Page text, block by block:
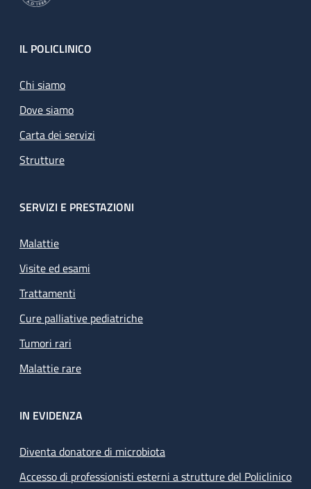
Footer
IL POLICLINICO
Chi siamo
Dove siamo
Carta dei servizi
Strutture
SERVIZI E PRESTAZIONI
Malattie
Visite ed esami
Trattamenti
Cure palliative pediatriche
Tumori rari
Malattie rare
IN EVIDENZA
Diventa donatore di microbiota
Accesso di professionisti esterni a strutture del Policlinico